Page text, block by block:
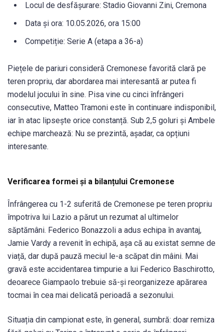
Locul de desfășurare: Stadio Giovanni Zini, Cremona
Data și ora: 10.05.2026, ora 15:00
Competiție: Serie A (etapa a 36-a)
Piețele de pariuri consideră Cremonese favorită clară pe
teren propriu, dar abordarea mai interesantă ar putea fi
modelul jocului în sine. Pisa vine cu cinci înfrângeri
consecutive, Matteo Tramoni este în continuare indisponibil,
iar în atac lipsește orice constanță. Sub 2,5 goluri și Ambele
echipe marchează: Nu se prezintă, așadar, ca opțiuni
interesante.
Verificarea formei și a bilanțului Cremonese
Înfrângerea cu 1-2 suferită de Cremonese pe teren propriu
împotriva lui Lazio a părut un rezumat al ultimelor
săptămâni. Federico Bonazzoli a adus echipa în avantaj,
Jamie Vardy a revenit în echipă, așa că au existat semne de
viață, dar după pauză meciul le-a scăpat din mâini. Mai
gravă este accidentarea timpurie a lui Federico Baschirotto,
deoarece Giampaolo trebuie să-și reorganizeze apărarea
tocmai în cea mai delicată perioadă a sezonului.
Situația din campionat este, în general, sumbră: doar remiza